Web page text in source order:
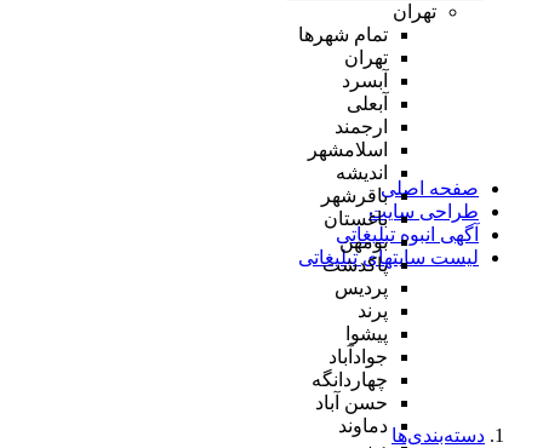
تهران
تمام شهر‌ها
تهران
آبسرد
آبعلی
ارجمند
اسلامشهر
اندیشه
باقرشهر
باغستان
بومهن
پاکدشت
پردیس
پرند
پیشوا
جوادآباد
چهاردانگه
حسن آباد
دماوند
صفحه اصلی
طراحی سایت
آگهی انبوه تبلیغاتی
لیست سایتهای تبلیغاتی
دسته‌بندی‌ها